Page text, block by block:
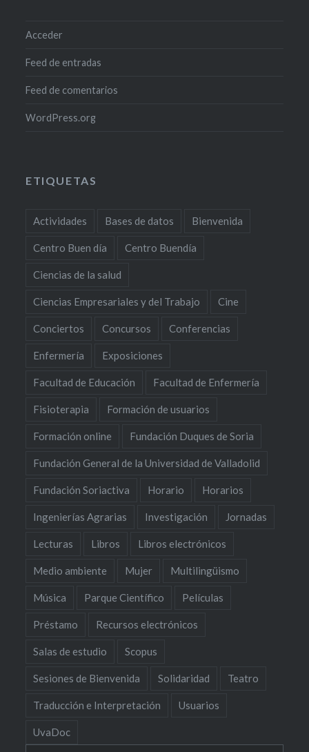
Acceder
Feed de entradas
Feed de comentarios
WordPress.org
ETIQUETAS
Actividades Bases de datos Bienvenida
Centro Buen día Centro Buendía
Ciencias de la salud
Ciencias Empresariales y del Trabajo Cine
Conciertos Concursos Conferencias
Enfermería Exposiciones
Facultad de Educación Facultad de Enfermería
Fisioterapia Formación de usuarios
Formación online Fundación Duques de Soria
Fundación General de la Universidad de Valladolid
Fundación Soriactiva Horario Horarios
Ingenierías Agrarias Investigación Jornadas
Lecturas Libros Libros electrónicos
Medio ambiente Mujer Multilingüismo
Música Parque Científico Películas
Préstamo Recursos electrónicos
Salas de estudio Scopus
Sesiones de Bienvenida Solidaridad Teatro
Traducción e Interpretación Usuarios
UvaDoc